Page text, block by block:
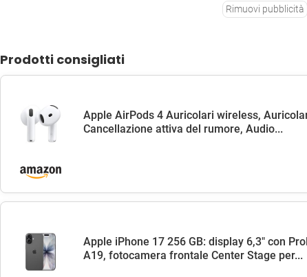
Rimuovi pubblicità
Prodotti consigliati
Apple AirPods 4 Auricolari wireless,
Cancellazione attiva del rumore, Audio...
Apple iPhone 17 256 GB: display 6,3" con
A19, fotocamera frontale Center Stage per...